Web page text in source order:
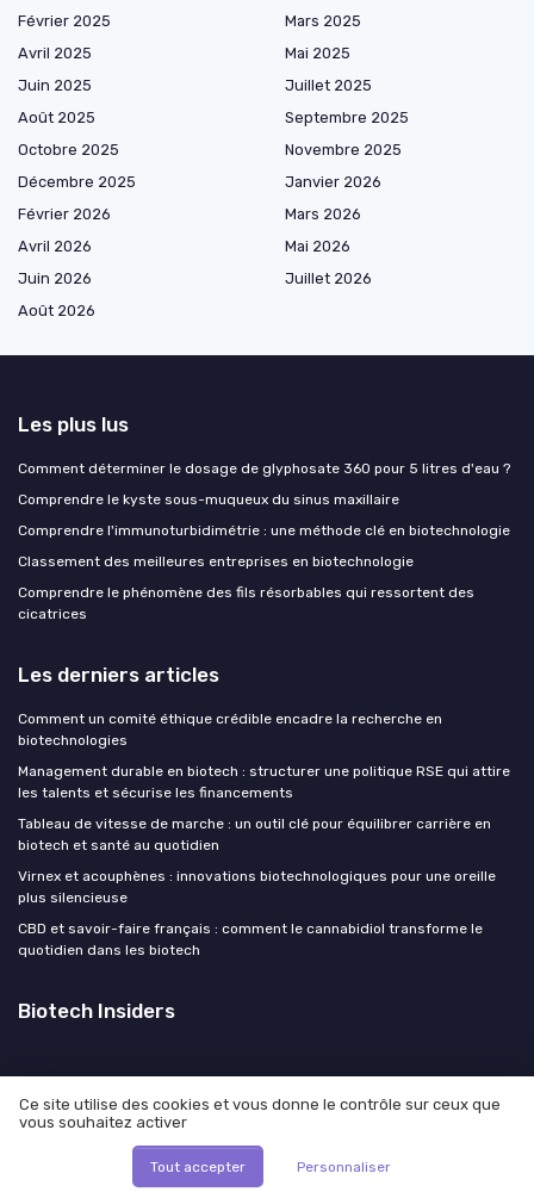
Février 2025
Mars 2025
Avril 2025
Mai 2025
Juin 2025
Juillet 2025
Août 2025
Septembre 2025
Octobre 2025
Novembre 2025
Décembre 2025
Janvier 2026
Février 2026
Mars 2026
Avril 2026
Mai 2026
Juin 2026
Juillet 2026
Août 2026
Les plus lus
Comment déterminer le dosage de glyphosate 360 pour 5 litres d'eau ?
Comprendre le kyste sous-muqueux du sinus maxillaire
Comprendre l'immunoturbidimétrie : une méthode clé en biotechnologie
Classement des meilleures entreprises en biotechnologie
Comprendre le phénomène des fils résorbables qui ressortent des
cicatrices
Les derniers articles
Comment un comité éthique crédible encadre la recherche en
biotechnologies
Management durable en biotech : structurer une politique RSE qui attire
les talents et sécurise les financements
Tableau de vitesse de marche : un outil clé pour équilibrer carrière en
biotech et santé au quotidien
Virnex et acouphènes : innovations biotechnologiques pour une oreille
plus silencieuse
CBD et savoir-faire français : comment le cannabidiol transforme le
quotidien dans les biotech
Biotech Insiders
Mentions légales
© Biotech Insiders 2026
Ce site utilise des cookies et vous donne le contrôle sur ceux que
vous souhaitez activer
Tout accepter Personnaliser